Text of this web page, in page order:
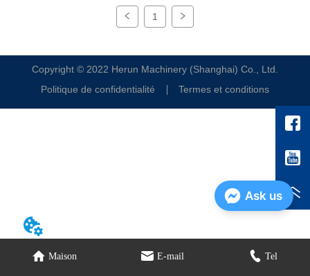
1
Copyright © 2022 Herun Machinery (Shanghai) Co., Ltd.
Politique de confidentialité
Termes et conditions
Maison E-mail Tel
Ask us